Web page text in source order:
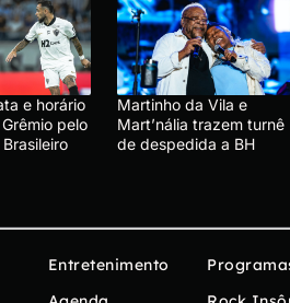
e horário
pelo
Martinho da Vila e
Mart’nália trazem turnê
de despedida a BH
Entretenimento